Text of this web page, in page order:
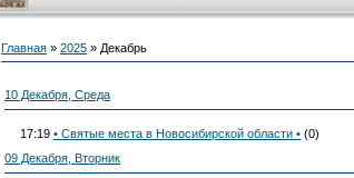
Главная » 2025 » Декабрь
10 Декабря, Среда
17:19 • Святые места в Новосибирской области • (0)
09 Декабря, Вторник